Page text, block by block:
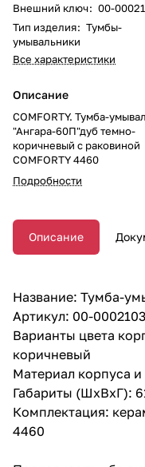
Внешний ключ: 00-
Тип изделия: Тумбы-
умывальники
Все характеристики
Описание
COMFORTY. Тумба-
"Ангара-60П"дуб темно-
коричневый с раковиной
COMFORTY 4460
Подробности
Описание
Название: Тумба-
Артикул: 00-
Варианты цвета
коричневый
Материал корпуса
Габариты (ШхВхГ):
Комплектация:
4460